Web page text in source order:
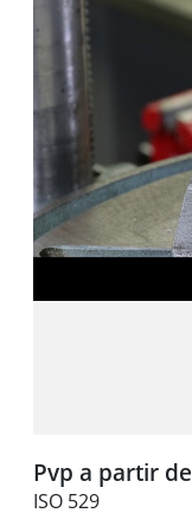
Pvp a partir de
ISO 529